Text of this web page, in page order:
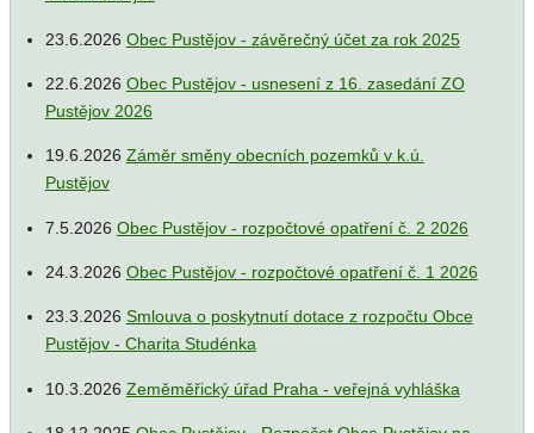
23.6.2026 Obec Pustějov - závěrečný účet za rok 2025
22.6.2026 Obec Pustějov - usnesení z 16. zasedání ZO
Pustějov 2026
19.6.2026 Záměr směny obecních pozemků v k.ú.
Pustějov
7.5.2026 Obec Pustějov - rozpočtové opatření č. 2 2026
24.3.2026 Obec Pustějov - rozpočtové opatření č. 1 2026
23.3.2026 Smlouva o poskytnutí dotace z rozpočtu Obce
Pustějov - Charita Studénka
10.3.2026 Zeměměřický úřad Praha - veřejná vyhláška